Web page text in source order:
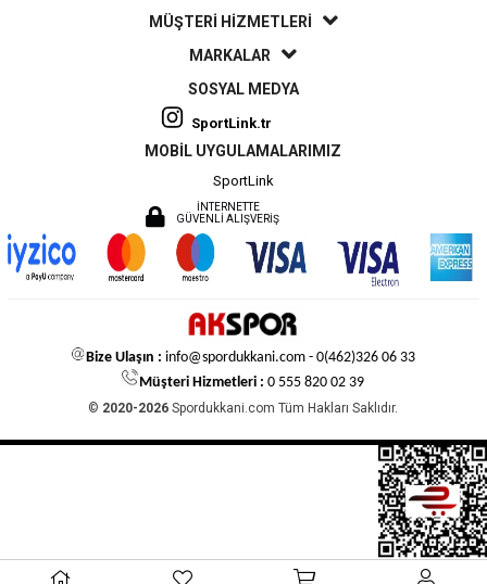
MÜŞTERİ HİZMETLERİ
MARKALAR
SOSYAL MEDYA
SportLink.tr
MOBİL UYGULAMALARIMIZ
SportLink
İNTERNETTE
GÜVENLİ ALIŞVERİŞ
Bize Ulaşın : info@spordukkani.com - 0(462)326 06 33
Müşteri Hizmetleri : 0 555 820 02 39
© 2020-2026 Spordukkani.com Tüm Hakları Saklıdır.